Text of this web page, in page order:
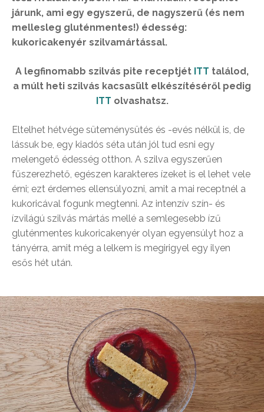
járunk, ami egy egyszerű, de nagyszerű (és nem
mellesleg gluténmentes!) édesség:
kukoricakenyér szilvamártással.
A legfinomabb szilvás pite receptjét ITT találod,
a múlt heti szilvás kacsasült elkészítéséről pedig
ITT olvashatsz.
Eltelhet hétvége süteménysütés és -evés nélkül is, de
lássuk be, egy kiadós séta után jól tud esni egy
melengető édesség otthon. A szilva egyszerűen
fűszerezhető, egészen karakteres ízeket is el lehet vele
érni; ezt érdemes ellensúlyozni, amit a mai receptnél a
kukoricával fogunk megtenni. Az intenzív szín- és
ízvilágú szilvás mártás mellé a semlegesebb ízű
gluténmentes kukoricakenyér olyan egyensúlyt hoz a
tányérra, amit még a lelkem is megirigyel egy ilyen
esős hét után.